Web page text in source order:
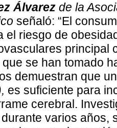
Álvarez de la
señaló: “El
el riesgo de
principal
se han tomado
demuestran que
es suficiente para
cerebral.
varios años,